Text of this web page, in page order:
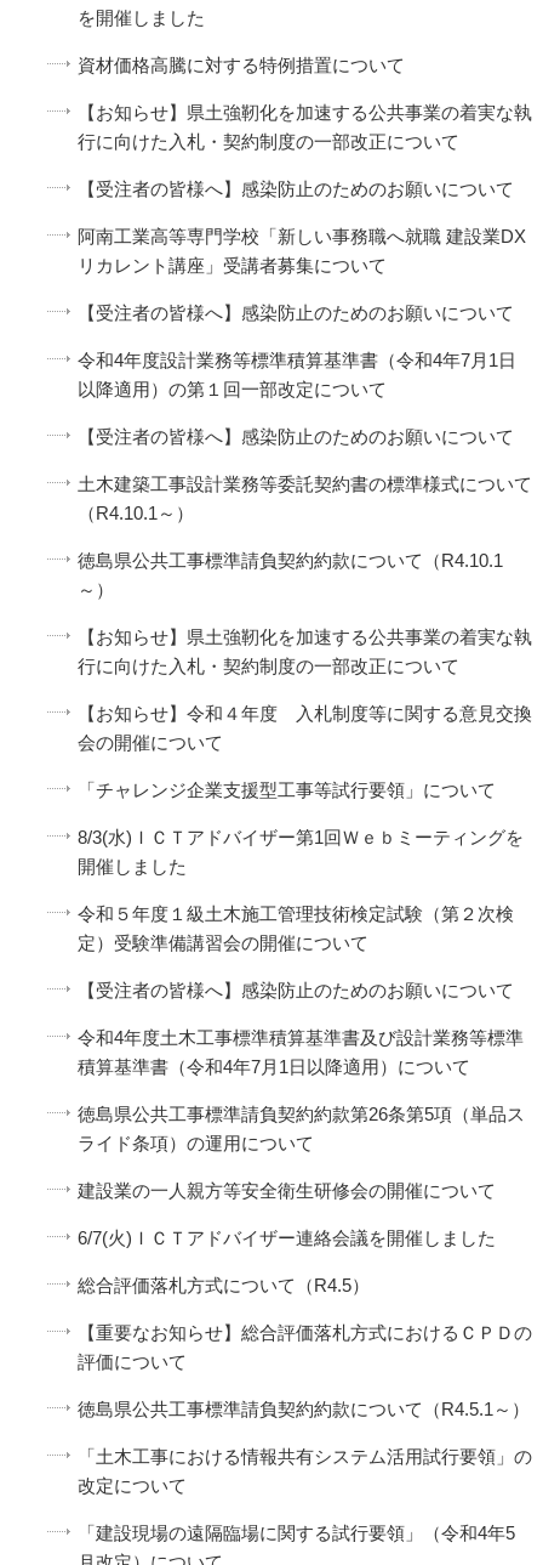
を開催しました
資材価格高騰に対する特例措置について
【お知らせ】県土強靭化を加速する公共事業の着実な執
行に向けた入札・契約制度の一部改正について
【受注者の皆様へ】感染防止のためのお願いについて
阿南工業高等専門学校「新しい事務職へ就職 建設業DX
リカレント講座」受講者募集について
【受注者の皆様へ】感染防止のためのお願いについて
令和4年度設計業務等標準積算基準書（令和4年7月1日
以降適用）の第１回一部改定について
【受注者の皆様へ】感染防止のためのお願いについて
土木建築工事設計業務等委託契約書の標準様式について
（R4.10.1～）
徳島県公共工事標準請負契約約款について（R4.10.1
～）
【お知らせ】県土強靭化を加速する公共事業の着実な執
行に向けた入札・契約制度の一部改正について
【お知らせ】令和４年度 入札制度等に関する意見交換
会の開催について
「チャレンジ企業支援型工事等試行要領」について
8/3(水)ＩＣＴアドバイザー第1回Ｗｅｂミーティングを
開催しました
令和５年度１級土木施工管理技術検定試験（第２次検
定）受験準備講習会の開催について
【受注者の皆様へ】感染防止のためのお願いについて
令和4年度土木工事標準積算基準書及び設計業務等標準
積算基準書（令和4年7月1日以降適用）について
徳島県公共工事標準請負契約約款第26条第5項（単品ス
ライド条項）の運用について
建設業の一人親方等安全衛生研修会の開催について
6/7(火)ＩＣＴアドバイザー連絡会議を開催しました
総合評価落札方式について（R4.5）
【重要なお知らせ】総合評価落札方式におけるＣＰＤの
評価について
徳島県公共工事標準請負契約約款について（R4.5.1～）
「土木工事における情報共有システム活用試行要領」の
改定について
「建設現場の遠隔臨場に関する試行要領」（令和4年5